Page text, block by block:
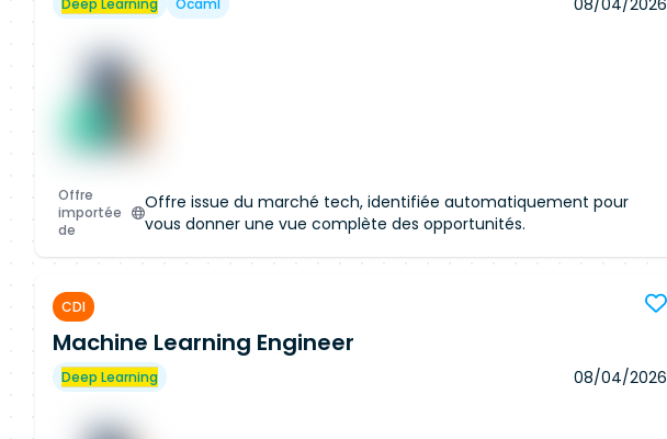
Deep Learning Ocaml
Offre
importée
de
Offre issue du marché tech, identifiée automatiquement pour
vous donner une vue complète des opportunités.
Accès restreint à la communauté
Rejoignez notre plateforme pour accéder aux détails de
CDI
Machine Learning Engineer
Deep Learning 08/04/2026